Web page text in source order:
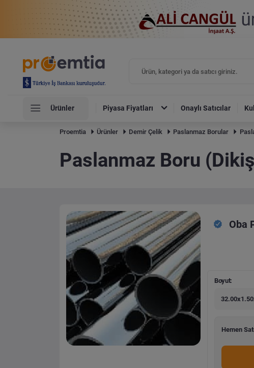
Ürünler Piyasa Fiyatları Onaylı Satıcılar
Proemtia Ürünler Demir Çelik Paslanmaz Borular
Paslanmaz Boru
Oba
Boyut:
Hemen